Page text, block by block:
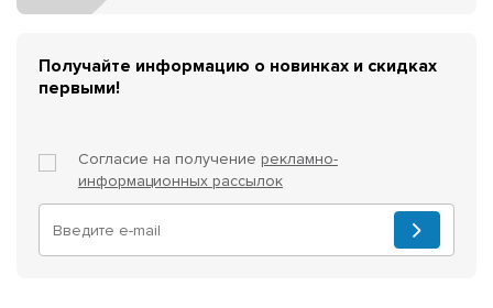
Получайте информацию о новинках и скидках
первыми!
Согласие на получение рекламно-
информационных рассылок